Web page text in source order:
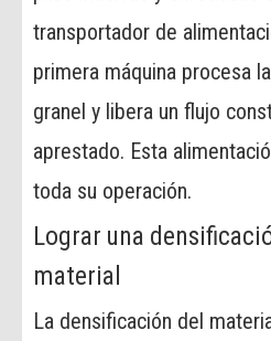
transportador de
primera máquina procesa
granel y libera un flujo
aprestado. Esta
toda su operación.
Lograr una
material
La densificación del